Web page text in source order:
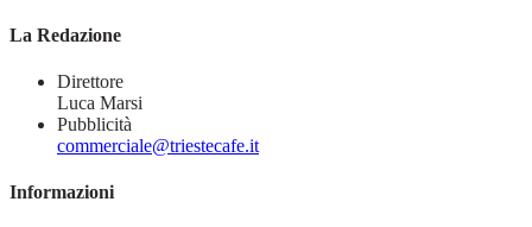
La Redazione
Direttore
Luca Marsi
Pubblicità
commerciale@triestecafe.it
Informazioni